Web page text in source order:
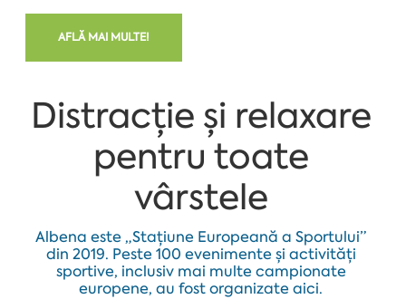
AFLĂ MAI MULTE!
Distracție și relaxare
pentru toate
vârstele
Albena este „Stațiune Europeană a Sportului”
din 2019. Peste 100 evenimente și activități
sportive, inclusiv mai multe campionate
europene, au fost organizate aici.